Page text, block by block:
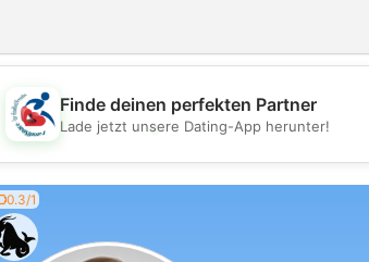
💖
Finde deinen perfekten Partner
Lade jetzt unsere Dating-App herunter!
0.3/1